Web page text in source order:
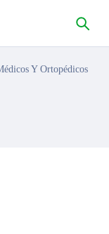
Y Ortopédicos